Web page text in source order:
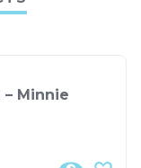
– Minnie